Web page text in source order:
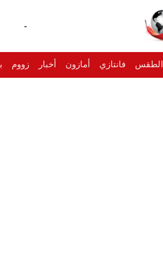
-
الطقس فانتازي أمازون أخبار زووم